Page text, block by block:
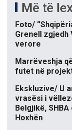
Më të
Foto/
Grenell zgjedh
verore
Marrëveshja
futet në
Ekskluzive/ U
vrasësi i
Belgjikë,
Hoxhën